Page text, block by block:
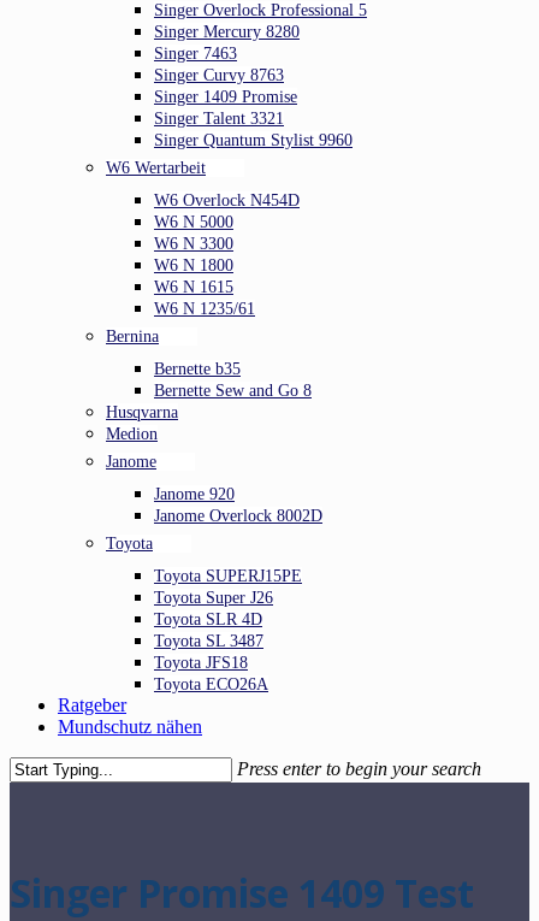
Singer Overlock Professional 5
Singer Mercury 8280
Singer 7463
Singer Curvy 8763
Singer 1409 Promise
Singer Talent 3321
Singer Quantum Stylist 9960
W6 Wertarbeit
W6 Overlock N454D
W6 N 5000
W6 N 3300
W6 N 1800
W6 N 1615
W6 N 1235/61
Bernina
Bernette b35
Bernette Sew and Go 8
Husqvarna
Medion
Janome
Janome 920
Janome Overlock 8002D
Toyota
Toyota SUPERJ15PE
Toyota Super J26
Toyota SLR 4D
Toyota SL 3487
Toyota JFS18
Toyota ECO26A
Ratgeber
Mundschutz nähen
Press enter to begin your search
Singer Promise 1409 Test